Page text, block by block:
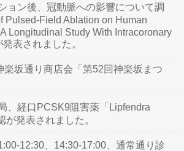
ョン後、冠動脈への影響について調
Pulsed-Field Ablation on Human
Longitudinal Study With Intracoronary
表されました。
楽坂通り商店会「第52回神楽坂まつ
、経口PCSK9阻害薬「Lipfendra
が発表されました。
12:30、14:30-17:00、通常通り診